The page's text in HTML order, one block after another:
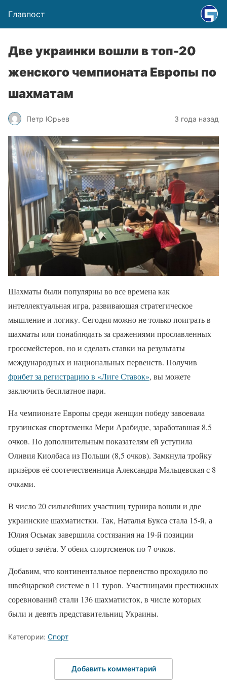
Главпост
Две украинки вошли в топ-20
женского чемпионата Европы по
шахматам
Петр Юрьев 3 года назад
Шахматы были популярны во все времена как
интеллектуальная игра, развивающая стратегическое
мышление и логику. Сегодня можно не только поиграть в
шахматы или понаблюдать за сражениями прославленных
гроссмейстеров, но и сделать ставки на результаты
международных и национальных первенств. Получив
фрибет за регистрацию в «Лиге Ставок», вы можете
заключить бесплатное пари.
На чемпионате Европы среди женщин победу завоевала
грузинская спортсменка Мери Арабидзе, заработавшая 8,5
очков. По дополнительным показателям ей уступила
Оливия Киолбаса из Польши (8,5 очков). Замкнула тройку
призёров её соотечественница Александра Мальцевская с 8
очками.
В число 20 сильнейших участниц турнира вошли и две
украинские шахматистки. Так, Наталья Букса стала 15-й, а
Юлия Осьмак завершила состязания на 19-й позиции
общего зачёта. У обеих спортсменок по 7 очков.
Добавим, что континентальное первенство проходило по
швейцарской системе в 11 туров. Участницами престижных
соревнований стали 136 шахматисток, в числе которых
были и девять представительниц Украины.
Категории: Спорт
Добавить комментарий